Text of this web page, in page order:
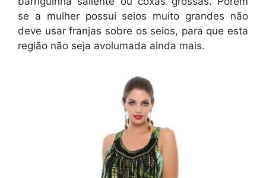
se a mulher possui seios muito grandes não
deve usar franjas sobre os seios, para que esta
região não seja avolumada ainda mais.